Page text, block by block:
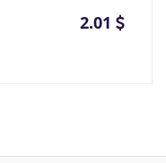
2.01